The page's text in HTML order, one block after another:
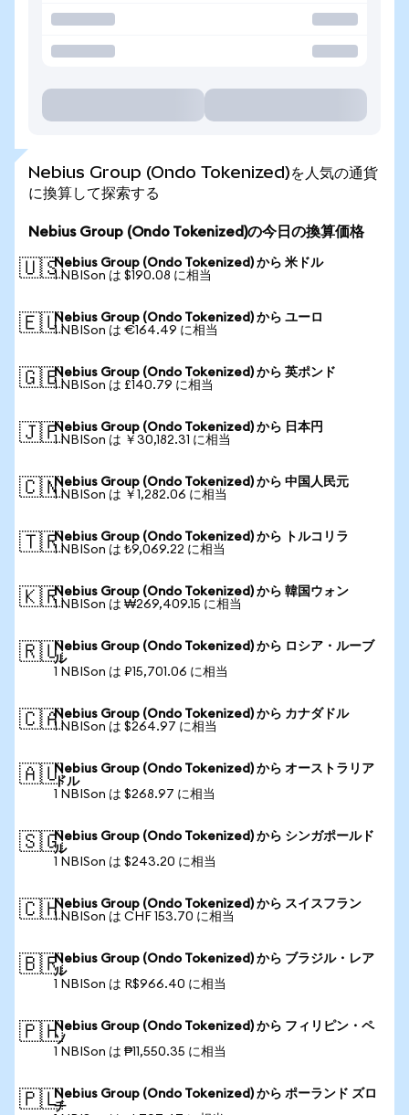
Nebius Group (Ondo Tokenized)を人気の通貨
に換算して探索する
Nebius Group (Ondo Tokenized)の今日の換算価格
🇺🇸Nebius Group (Ondo Tokenized) から 米ドル
1 NBISon は $190.08 に相当
🇪🇺Nebius Group (Ondo Tokenized) から ユーロ
1 NBISon は €164.49 に相当
🇬🇧Nebius Group (Ondo Tokenized) から 英ポンド
1 NBISon は £140.79 に相当
🇯🇵Nebius Group (Ondo Tokenized) から 日本円
1 NBISon は ￥30,182.31 に相当
🇨🇳Nebius Group (Ondo Tokenized) から 中国人民元
1 NBISon は ￥1,282.06 に相当
🇹🇷Nebius Group (Ondo Tokenized) から トルコリラ
1 NBISon は ₺9,069.22 に相当
🇰🇷Nebius Group (Ondo Tokenized) から 韓国ウォン
1 NBISon は ₩269,409.15 に相当
🇷🇺Nebius Group (Ondo Tokenized) から ロシア・ルーブ
ル
1 NBISon は ₽15,701.06 に相当
🇨🇦Nebius Group (Ondo Tokenized) から カナダドル
1 NBISon は $264.97 に相当
🇦🇺Nebius Group (Ondo Tokenized) から オーストラリア
ドル
1 NBISon は $268.97 に相当
🇸🇬Nebius Group (Ondo Tokenized) から シンガポールド
ル
1 NBISon は $243.20 に相当
🇨🇭Nebius Group (Ondo Tokenized) から スイスフラン
1 NBISon は CHF 153.70 に相当
🇧🇷Nebius Group (Ondo Tokenized) から ブラジル・レア
ル
1 NBISon は R$966.40 に相当
🇵🇭Nebius Group (Ondo Tokenized) から フィリピン・ペ
ソ
1 NBISon は ₱11,550.35 に相当
🇵🇱Nebius Group (Ondo Tokenized) から ポーランド ズロ
チ